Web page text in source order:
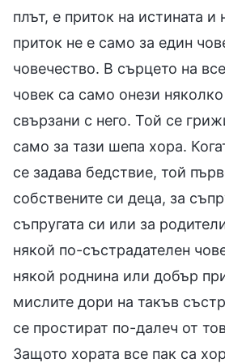
плът, е приток на истината и
приток не е само за един
човечество. В сърцето на
човек са само онези
свързани с него. Той се
само за тази шепа хора.
се задава бедствие, той
собствените си деца, за
съпругата си или за
някой по-състрадателен
някой роднина или добър
мислите дори на такъв
се простират по-далеч от
Защото хората все пак са